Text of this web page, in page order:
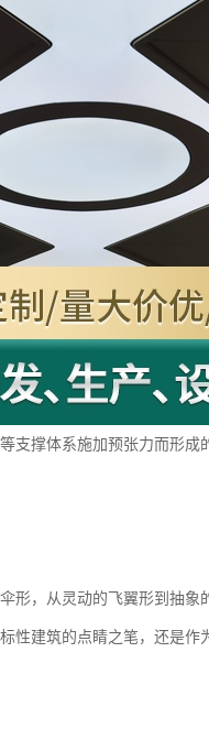
支撑体系施加预张力而形
形，从灵动的飞翼形到抽象
建筑的点睛之笔，还是作